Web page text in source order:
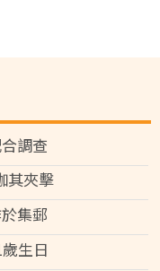
調查
其夾擊
集郵
生日